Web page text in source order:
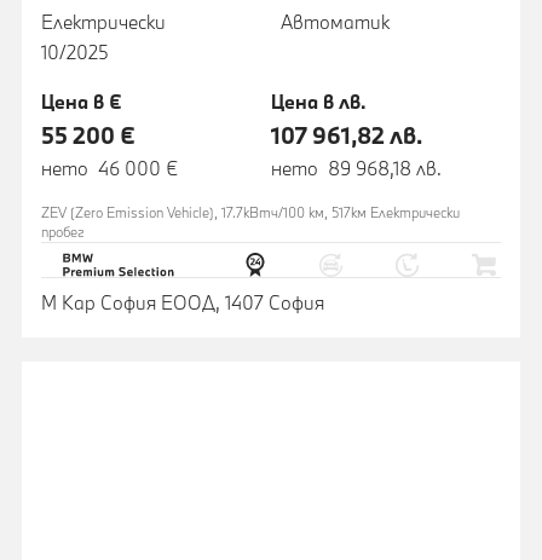
Електрически
10/2025
Автоматик
Цена в €
55 200 €
нето 46 000 €
Цена в лв.
107 961,82 лв.
нето 89 968,18 лв.
ZEV (Zero Emission Vehicle), 17.7кВтч/100 км, 517км Eлектрически
пробег
М Кар София ЕООД, 1407 София